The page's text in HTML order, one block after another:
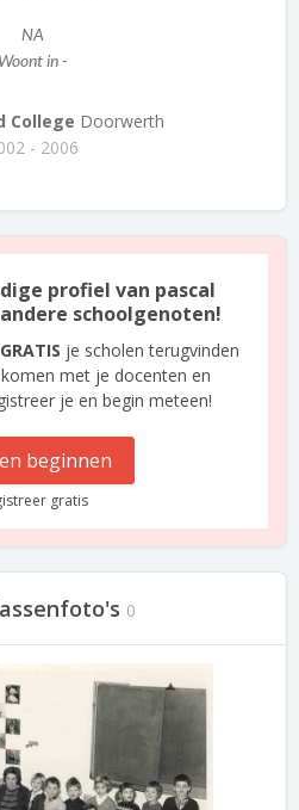
NA
Woont in -
College Doorwerth
- 2006
profiel van pascal
schoolgenoten!
GRATIS je scholen terugvinden
met je docenten en
je en begin meteen!
beginnen
gratis
0